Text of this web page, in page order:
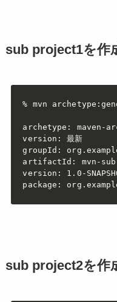
sub project1を作
% mvn
archetype: maven-
version: 最新
groupId:
artifactId: mvn-
version: 1.0-
package:
sub project2を作